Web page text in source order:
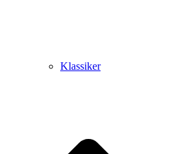
Klassiker